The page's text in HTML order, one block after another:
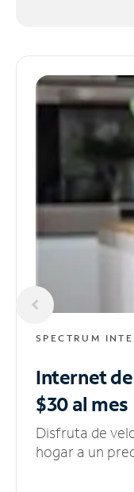
SPECTRUM
Internet
$30 al mes
Disfruta de
hogar a un